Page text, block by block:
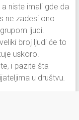
niste imali gde da
ne zadesi ono
ljudi.
broj ljudi će to
uskoro.
i pazite šta
u društvu.